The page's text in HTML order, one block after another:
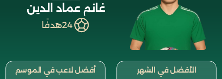
غانم عماد الدين
24هدفًا
الأفضل في الشهر أفضل لاعب في الموسم